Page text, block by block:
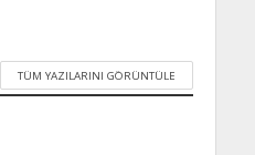
TÜM YAZILARINI GÖRÜNTÜLE